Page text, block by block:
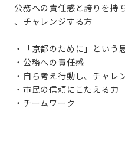
公務への責任感と誇りを持
、チャレンジする方
・「京都のために」という
・公務への責任感
・自ら考え行動し、チャレ
・市民の信頼にこたえる力
・チームワーク